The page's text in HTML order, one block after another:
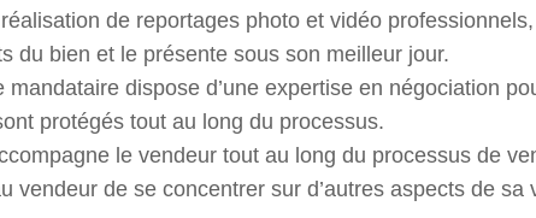
de reportages photo et vidéo
du bien et le présente sous son meilleur jour.
mandataire dispose d’une expertise en négociation
protégés tout au long du processus.
le vendeur tout au long du processus de
vendeur de se concentrer sur d’autres aspects de sa